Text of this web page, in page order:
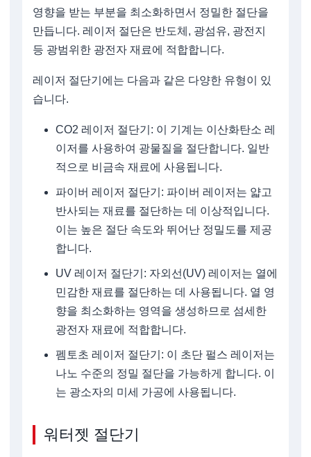
영향을 받는 부분을 최소화하면서 정밀한 절단을
만듭니다. 레이저 절단은 반도체, 광섬유, 광전지
등 광범위한 광전자 재료에 적합합니다.
레이저 절단기에는 다음과 같은 다양한 유형이 있
습니다.
CO2 레이저 절단기: 이 기계는 이산화탄소 레
이저를 사용하여 광물질을 절단합니다. 일반
적으로 비금속 재료에 사용됩니다.
파이버 레이저 절단기: 파이버 레이저는 얇고
반사되는 재료를 절단하는 데 이상적입니다.
이는 높은 절단 속도와 뛰어난 정밀도를 제공
합니다.
UV 레이저 절단기: 자외선(UV) 레이저는 열에
민감한 재료를 절단하는 데 사용됩니다. 열 영
향을 최소화하는 영역을 생성하므로 섬세한
광전자 재료에 적합합니다.
펨토초 레이저 절단기: 이 초단 펄스 레이저는
나노 수준의 정밀 절단을 가능하게 합니다. 이
는 광소자의 미세 가공에 사용됩니다.
워터젯 절단기